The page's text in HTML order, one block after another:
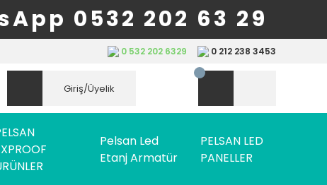
0532 202 63 29
0 532 202 6329 0 212 238 3453
Giriş/Üyelik
Pelsan Led
Etanj Armatür
PELSAN LED
PANELLER